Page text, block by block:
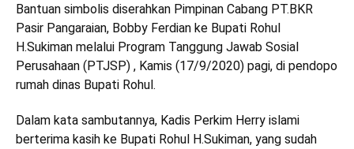
Bantuan simbolis diserahkan Pimpinan Cabang PT.BKR
Pasir Pangaraian, Bobby Ferdian ke Bupati Rohul
H.Sukiman melalui Program Tanggung Jawab Sosial
Perusahaan (PTJSP) , Kamis (17/9/2020) pagi, di pendopo
rumah dinas Bupati Rohul.
Dalam kata sambutannya, Kadis Perkim Herry islami
berterima kasih ke Bupati Rohul H.Sukiman, yang sudah